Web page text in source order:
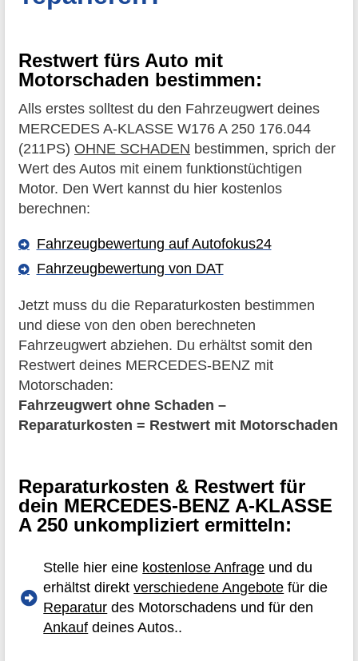
Restwert fürs Auto mit
Motorschaden bestimmen:
Alls erstes solltest du den Fahrzeugwert deines
MERCEDES A-KLASSE W176 A 250 176.044
(211PS) OHNE SCHADEN bestimmen, sprich der
Wert des Autos mit einem funktionstüchtigen
Motor. Den Wert kannst du hier kostenlos
berechnen:
Fahrzeugbewertung auf Autofokus24
Fahrzeugbewertung von DAT
Jetzt muss du die Reparaturkosten bestimmen
und diese von den oben berechneten
Fahrzeugwert abziehen. Du erhältst somit den
Restwert deines MERCEDES-BENZ mit
Motorschaden:
Fahrzeugwert ohne Schaden –
Reparaturkosten = Restwert mit Motorschaden
Reparaturkosten & Restwert für
dein MERCEDES-BENZ A-KLASSE
A 250 unkompliziert ermitteln:
Stelle hier eine kostenlose Anfrage und du
erhältst direktverschiedene Angebote für die
Reparatur des Motorschadens und für den
Ankauf deines Autos..